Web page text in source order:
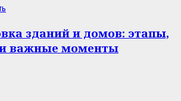
зданий и домов: этапы,
и важные моменты